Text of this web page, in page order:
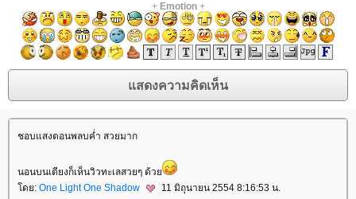
+ Emotion+
ชอบแสงตอนพลบค่ำ สวยมาก
นอนบนเตียงก็เห็นวิวทะเลสวยๆ ด้ว
ดย: One Light One Shadow 11 มิถุนายน 2554 8:16:53 น.